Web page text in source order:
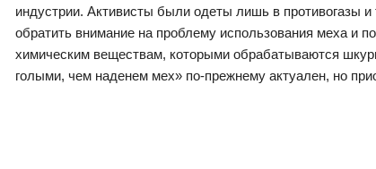
индустрии. Активисты были одеты лишь в противогазы
обратить внимание на проблему использования меха и
химическим веществам, которыми обрабатываются
голыми, чем наденем мех» по-прежнему актуален, но